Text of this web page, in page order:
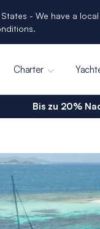
- We have a
Charter
Bis zu 20%